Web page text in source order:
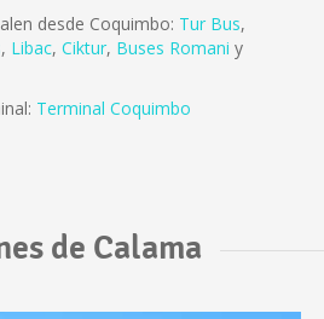
desde Coquimbo: Tur Bus,
, Libac, Ciktur, Buses Romani y
Terminal Coquimbo
de Calama